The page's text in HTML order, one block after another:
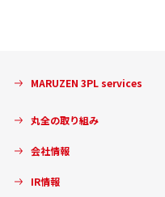
MARUZEN 3PL services
丸全の取り組み
会社情報
IR情報